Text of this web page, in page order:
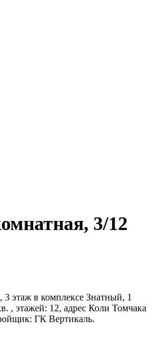
3/12
этаж в комплексе Знатный, 1
, этажей: 12, адрес Коли Томчака
ГК Вертикаль.